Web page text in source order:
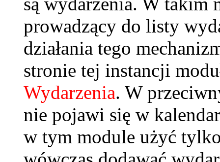
prowadzący do listy
działania tego
stronie tej instancji
Wydarzenia. W
nie pojawi się w
w tym module użyć